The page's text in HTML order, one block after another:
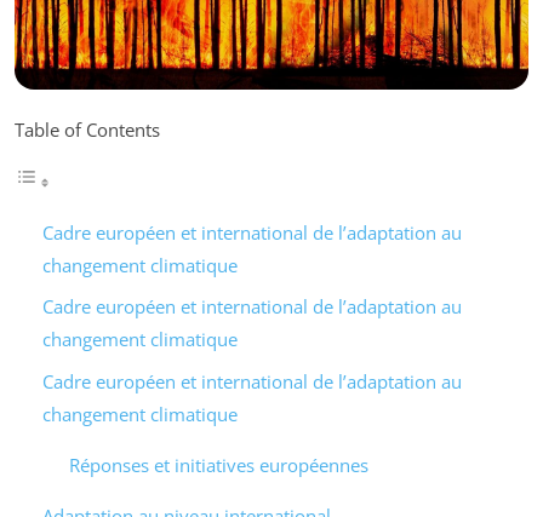
Table of Contents
Cadre européen et international de l’adaptation au
changement climatique
Cadre européen et international de l’adaptation au
changement climatique
Cadre européen et international de l’adaptation au
changement climatique
Réponses et initiatives européennes